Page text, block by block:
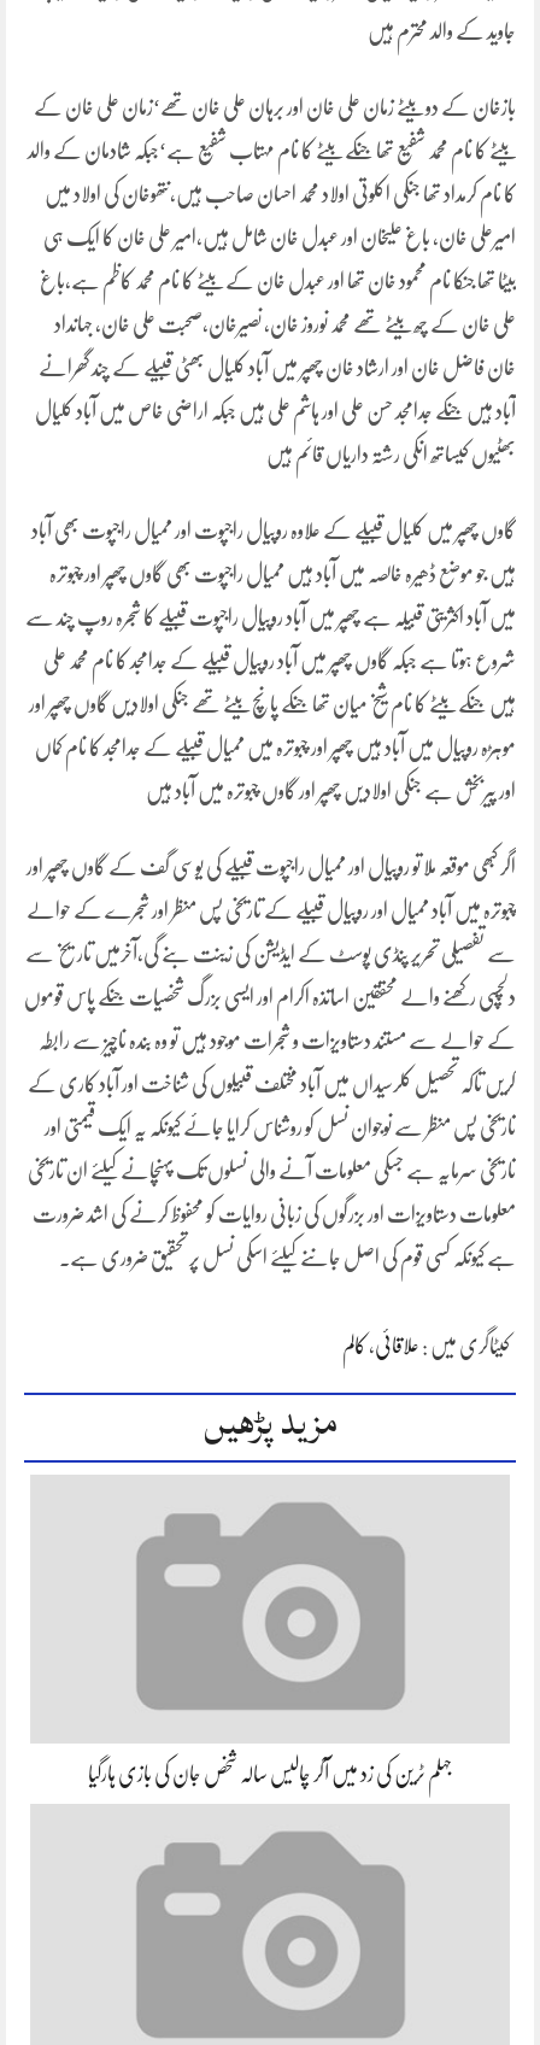
جاوید کے والد محترم ہیں
بازخان کے دو بیٹے زمان علی خان اور برہان علی خان تھے‘زمان علی خان کے
بیٹے کا نام محمد شفیع تھا جنکے بیٹے کا نام مہتاب شفیع ہے‘جبکہ شادمان کے والد
کا نام کرمداد تھا جنکی اکلوتی اولاد محمد احسان صاحب ہیں،نتھوخان کی اولاد میں
امیرعلی خان، باغ علیخان اور عبدل خان شامل ہیں،امیر علی خان کا ایک ہی
بیٹا تھا جنکا نام محمود خان تھا اور عبدل خان کے بیٹے کا نام محمد کاظم ہے،باغ
علی خان کے چھ بیٹے تھے محمد نوروز خان، نصیرخان،صحبت علی خان، جہانداد
خان فاضل خان اور ارشاد خان چھپر میں آباد کلیال بھٹی قبیلے کے چند گھرانے
آباد ہیں جنکے جدامجد حسن علی اور ہاشم علی ہیں جبکہ اراضی خاص میں آباد کلیال
بھٹیوں کیساتھ انکی رشتہ داریاں قائم ہیں
گاوں چھپر میں کلیال قبیلے کے علاوہ روپیال راجپوت اور ممیال راجپوت بھی آباد
ہیں جو موضع ڈھیرہ خالصہ میں آباد ہیں ممیال راجپوت بھی گاوں چھپر اور چبوترہ
میں آباد اکثریتی قبیلہ ہے چھپر میں آباد روپیال راجپوت قبیلے کا شجرہ روپ چند سے
شروع ہوتا ہے جبکہ گاوں چھپر میں آباد روپیال قبیلے کے جدامجد کا نام محمد علی
ہیں جنکے بیٹے کا نام شیخ میان تھا جنکے پانچ بیٹے تھے جنکی اولادیں گاوں چھپر اور
موہڑہ روپیال میں آباد ہیں چھپر اور چبوترہ میں ممیال قبیلے کے جدامجد کا نام کماں
اور پیربخش ہے جنکی اولادیں چھپر اور گاوں چبوترہ میں آباد ہیں
اگر کبھی موقعہ ملا تو روپیال اور ممیال راجپوت قبیلے کی یوسی گف کے گاوں چھپر اور
چبوترہ میں آباد ممیال اور روپیال قبیلے کے تاریخی پس منظر اور شجرے کے حوالے
سے تفصیلی تحریر پنڈی پوسٹ کے ایڈیشن کی زینت بنے گی،آخرمیں تاریخ سے
دلچسپی رکھنے والے محققین اساتذہ اکرام اور ایسی بزرگ شخصیات جنکے پاس قوموں
کے حوالے سے مستند دستاویزات و شجرات موجود ہیں تو وہ بندہ ناچیز سے رابطہ
کریں تاکہ تحصیل کلرسیداں میں آباد مختلف قبیلوں کی شناخت اور آباد کاری کے
تاریخی پس منظر سے نوجوان نسل کو روشناس کرایا جائے کیونکہ یہ ایک قیمتی اور
تاریخی سرمایہ ہے جسکی معلومات آنے والی نسلوں تک پہنچانے کیلئے ان تاریخی
معلومات دستاویزات اور بزرگوں کی زبانی روایات کو محفوظ کرنے کی اشد ضرورت
ہے کیونکہ کسی قوم کی اصل جاننے کیلئے اسکی نسل پر تحقیق ضروری ہے۔
کیٹاگری میں : علاقائی، کالم
مزید پڑھیں
جہلم ٹرین کی زد میں آکر چالیس سالہ شخص جان کی بازی ہارگیا